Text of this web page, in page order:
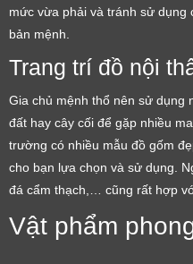
mức vừa phải và tránh sử dụng
bản mệnh.
Trang trí đồ nội
Gia chủ mệnh thổ nên sử dụng
đất hay cây cối để gặp nhiều
trường có nhiều mẫu đồ gốm
cho bạn lựa chọn và sử dụng.
đá cẩm thạch,… cũng rất hợp
Vật phẩm